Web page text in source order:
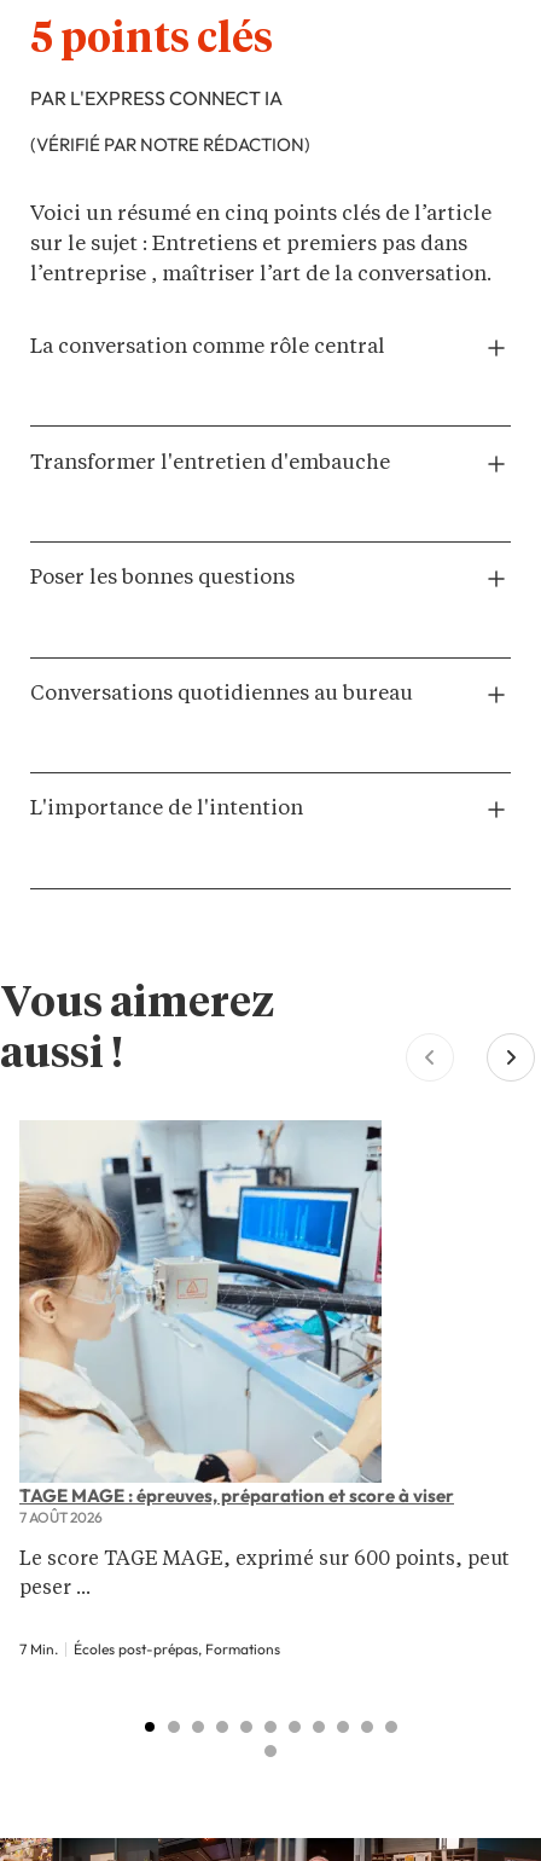
5 points clés
PAR L'EXPRESS CONNECT IA
(VÉRIFIÉ PAR NOTRE RÉDACTION)
Voici un résumé en cinq points clés de l’article
sur le sujet : Entretiens et premiers pas dans
l’entreprise , maîtriser l’art de la conversation.
La conversation comme rôle central
Transformer l'entretien d'embauche
Poser les bonnes questions
Conversations quotidiennes au bureau
L'importance de l'intention
Vous aimerez
aussi !
TAGE MAGE : épreuves, préparation et score à viser
7 AOÛT 2026
Le score TAGE MAGE, exprimé sur 600 points, peut
peser ...
7 Min. Écoles post-prépas, Formations